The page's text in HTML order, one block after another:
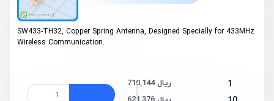
SW433-TH32, Copper Spring Antenna, Designed Specially for 433MHz
Wireless Communication.
1 710,144 ریال